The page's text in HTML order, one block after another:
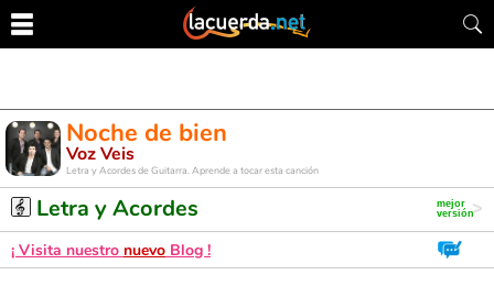
Noche de bien
Voz Veis
Letra y Acordes de Guitarra. Aprende a tocar esta canción
Letra y Acordes
¡ Visita nuestro nuevo Blog !